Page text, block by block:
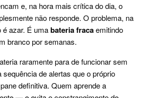
e, na hora mais crítica do dia, o
não responde. O problema, na
é azar. É umabateria fracaemitindo
branco por semanas.
raramente para de funcionar sem
de alertas que o próprio
definitiva. Quem aprende a